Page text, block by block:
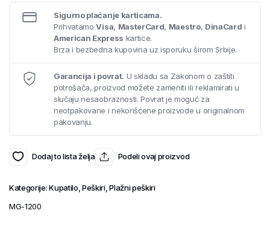
Sigurno plaćanje karticama.
PrihvatamoVisa, MasterCard, Maestro, DinaCard i
American Express kartice.
Brza i bezbedna kupovina uz isporuku širom Srbije.
Garancija i povrat. U skladu sa Zakonom o zaštiti
potrošača, proizvod možete zameniti ili reklamirati u
slučaju nesaobraznosti. Povrat je moguć za
neotpakovane i nekorišćene proizvode u originalnom
pakovanju.
Dodaj to lista želja Podeli ovaj proizvod
Kategorije:Kupatilo Peškiri,Plažni peškiri
MG-1200